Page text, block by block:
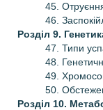
45.
46.
Розділ 9.
47. Типи
48.
49.
50.
Розділ 10.